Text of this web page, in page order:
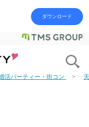
ダウンロード
活パーティー・街コン